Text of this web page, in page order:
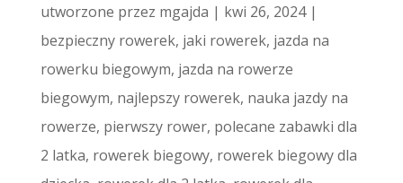
utworzone przez mgajda | kwi 26, 2024|
bezpieczny rowerek, jaki rowerek, jazda na
rowerku biegowym, jazda na rowerze
biegowym, najlepszy rowerek, nauka jazdy na
rowerze, pierwszy rower, polecane zabawki dla
2 latka, rowerek biegowy, rowerek biegowy dla